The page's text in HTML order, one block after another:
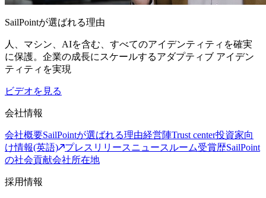
SailPointが選ばれる理由
人、マシン、AIを含む、すべてのアイデンティティを確実
に保護。企業の成長にスケールするアダプティブ アイデン
ティティを実現
ビデオを見る
会社情報
会社概要SailPointが選ばれる理由経営陣Trust center投資家向
け情報(英語)
プレスリリースニュースルーム受賞歴SailPoint
の社会貢献会社所在地
採用情報